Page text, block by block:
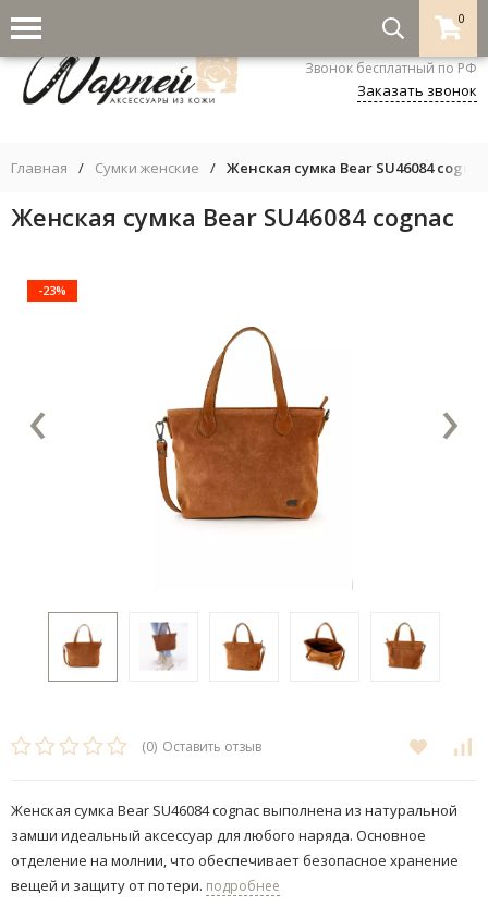
0
8-800-333-5530
Звонок бесплатный по РФ
Заказать звонок
Главная / Сумки женские / Женская сумка Bear SU46084 cognac
Женская сумка Bear SU46084 cognac
-23%
‹ ›
(0) Оставить отзыв
Женская сумка Bear SU46084 cognac выполнена из натуральной
замши идеальный аксессуар для любого наряда. Основное
отделение на молнии, что обеспечивает безопасное хранение
вещей и защиту от потери. подробнее